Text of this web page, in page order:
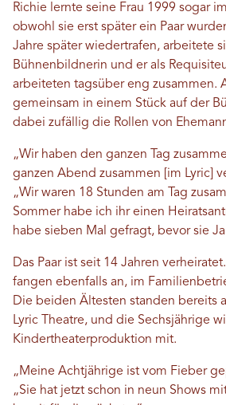
Richie lernte seine Frau 1999 sogar
obwohl sie erst später ein Paar
Jahre später wiedertrafen, arbeitete
Bühnenbildnerin und er als
arbeiteten tagsüber eng zusammen.
gemeinsam in einem Stück auf der
dabei zufällig die Rollen von
„Wir haben den ganzen Tag
ganzen Abend zusammen [im Lyric]
„Wir waren 18 Stunden am Tag
Sommer habe ich ihr einen
habe sieben Mal gefragt, bevor sie
Das Paar ist seit 14 Jahren
fangen ebenfalls an, im
Die beiden Ältesten standen bereits
Lyric Theatre, und die Sechsjährige
Kindertheaterproduktion mit.
„Meine Achtjährige ist vom Fieber
„Sie hat jetzt schon in neun Shows